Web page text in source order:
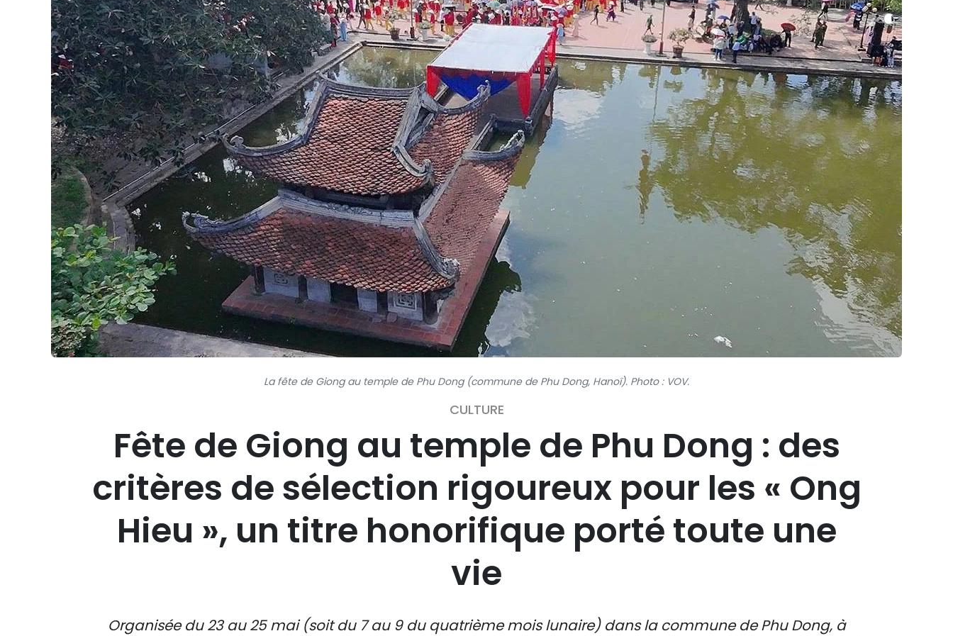
La fête de Giong au temple de Phu Dong (commune de Phu Dong, Hanoï). Photo : VOV.
CULTURE
Fête de Giong au temple de Phu Dong : des
critères de sélection rigoureux pour les « Ong
Hieu », un titre honorifique porté toute une
vie
Organisée du 23 au 25 mai (soit du 7 au 9 du quatrième mois lunaire) dans la commune de Phu Dong, à